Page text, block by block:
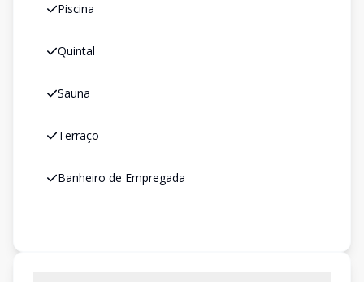
Piscina
Quintal
Sauna
Terraço
Banheiro de Empregada